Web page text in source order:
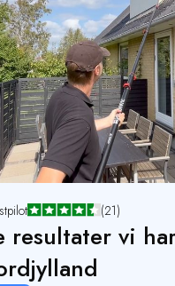
(21)
resultater vi